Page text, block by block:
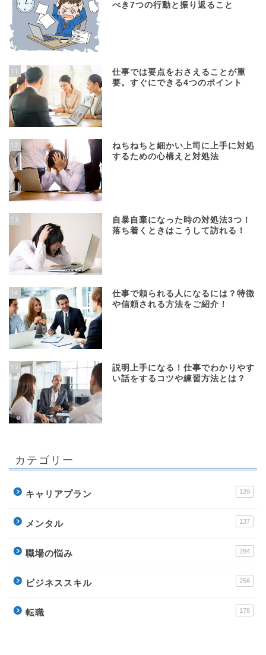
べき7つの行動と振り返ること
11
仕事では要点をおさえることが重
要。すぐにできる4つのポイント
12
ねちねちと細かい上司に上手に対処
するための心構えと対処法
13
自暴自棄になった時の対処法3つ！
落ち着くときはこうして訪れる！
14
仕事で頼られる人になるには？特徴
や信頼される方法をご紹介！
15
説明上手になる！仕事でわかりやす
い話をするコツや練習方法とは？
カテゴリー
キャリアプラン 129
メンタル 137
職場の悩み 284
ビジネススキル 256
転職 178